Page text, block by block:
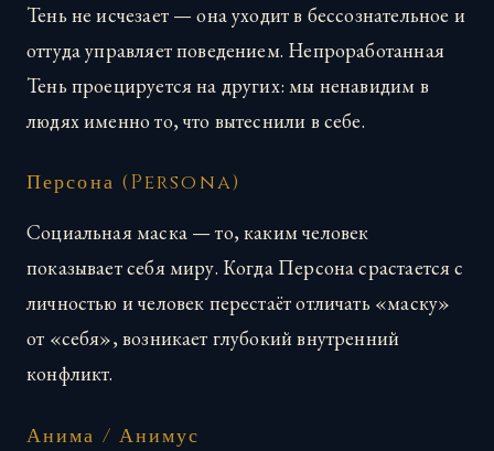
Тень не исчезает — она уходит в бессознательное и
оттуда управляет поведением. Непроработанная
Тень проецируется на других: мы ненавидим в
людях именно то, что вытеснили в себе.
Персона (Persona)
Социальная маска — то, каким человек
показывает себя миру. Когда Персона срастается с
личностью и человек перестаёт отличать «маску»
от «себя», возникает глубокий внутренний
конфликт.
Анима / Анимус